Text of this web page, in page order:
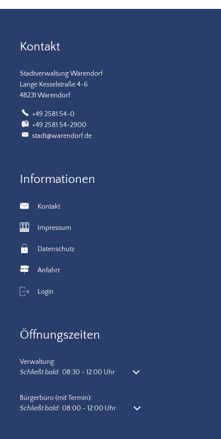
Kontakt
Stadtverwaltung Warendorf
Lange Kesselstraße 4-6
48231 Warendorf
+49 2581 54-0
+49 2581 54-2900
stadt@warendorf.de
Informationen
Kontakt
Impressum
Datenschutz
Anfahrt
Login
Öffnungszeiten
Verwaltung:
Klicken, um weitere Öffnungs- oder Schließzeiten auszublenden
Schließt bald: 08:30 - 12:00 Uhr Von 08:30 bis 12:00 Uhr
Bürgerbüro (mit Termin):
Klicken, um weitere Öffnungs- oder Schließzeiten auszublenden
Schließt bald: 08:00 - 12:00 Uhr Von 08:00 bis 12:00 Uhr